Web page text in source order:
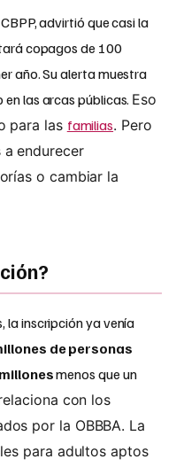
advirtió que casi la
copagos de 100
año. Su alerta muestra
las arcas públicas. Eso
para las familias. Pero
endurecer
o cambiar la
la inscripción ya venía
de personas
menos que un
con los
por la OBBBA. La
para adultos aptos